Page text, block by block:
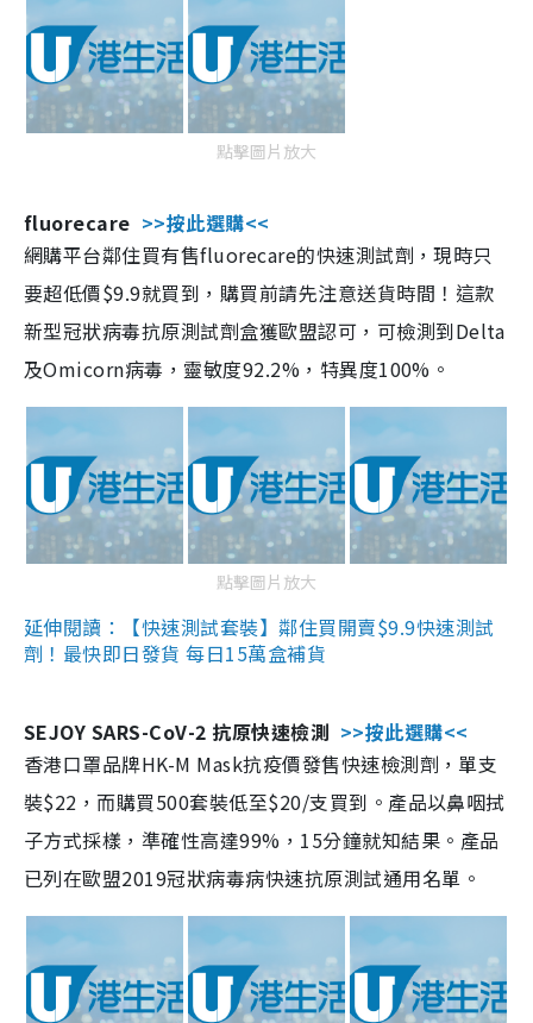
點擊圖片放大
fluorecare >>按此選購<<
網購平台鄰住買有售fluorecare的快速測試劑，現時只
要超低價$9.9就買到，購買前請先注意送貨時間！這款
新型冠狀病毒抗原測試劑盒獲歐盟認可，可檢測到Delta
及Omicorn病毒，靈敏度92.2%，特異度100%。
點擊圖片放大
延伸閱讀：【快速測試套裝】鄰住買開賣$9.9快速測試
劑！最快即日發貨 每日15萬盒補貨
SEJOY SARS-CoV-2 抗原快速檢測 >>按此選購<<
香港口罩品牌HK-M Mask抗疫價發售快速檢測劑，單支
裝$22，而購買500套裝低至$20/支買到。產品以鼻咽拭
子方式採樣，準確性高達99%，15分鐘就知結果。產品
已列在歐盟2019冠狀病毒病快速抗原測試通用名單。